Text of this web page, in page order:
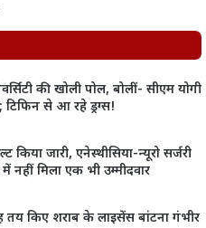
की खोली पोल, बोलीं- सीएम योगी
टिफिन से आ रहे ड्रग्स!
किया जारी, एनेस्थीसिया-न्यूरो सर्जरी
नहीं मिला एक भी उम्मीदवार
तय किए शराब के लाइसेंस बांटना गंभीर